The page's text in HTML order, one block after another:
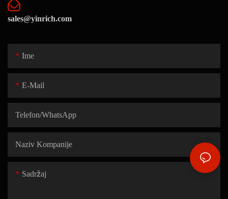
sales@yinrich.com
Ime
E-Mail
Telefon/WhatsApp
Naziv Kompanije
Sadržaj